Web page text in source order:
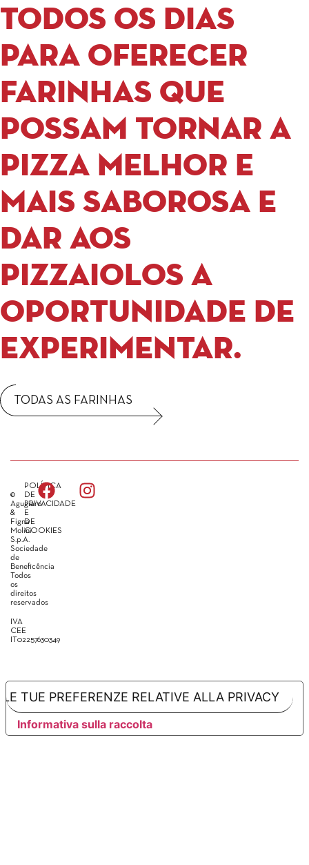
todos os dias
para oferecer
farinhas que
possam tornar a
pizza melhor e
mais saborosa e
dar aos
pizzaiolos a
oportunidade de
experimentar.
TODAS AS FARINHAS
©
Agugiaro
&
Figna
Molini
S.p.A.
Sociedade
de
Beneficência
Todos
os
direitos
reservados
IVA
CEE
IT02257630349
POLÍTICA
DE
PRIVACIDADE
E
DE
COOKIES
Informativa sulla raccolta
LE TUE PREFERENZE RELATIVE ALLA PRIVACY